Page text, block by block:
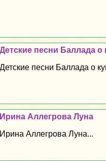
Детские песни Баллада о
Детские песни Баллада о
Ирина Аллегрова Луна
Ирина Аллегрова Луна...